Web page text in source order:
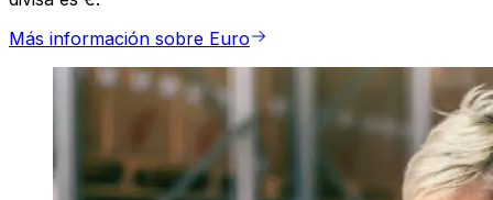
Más información sobre Euro